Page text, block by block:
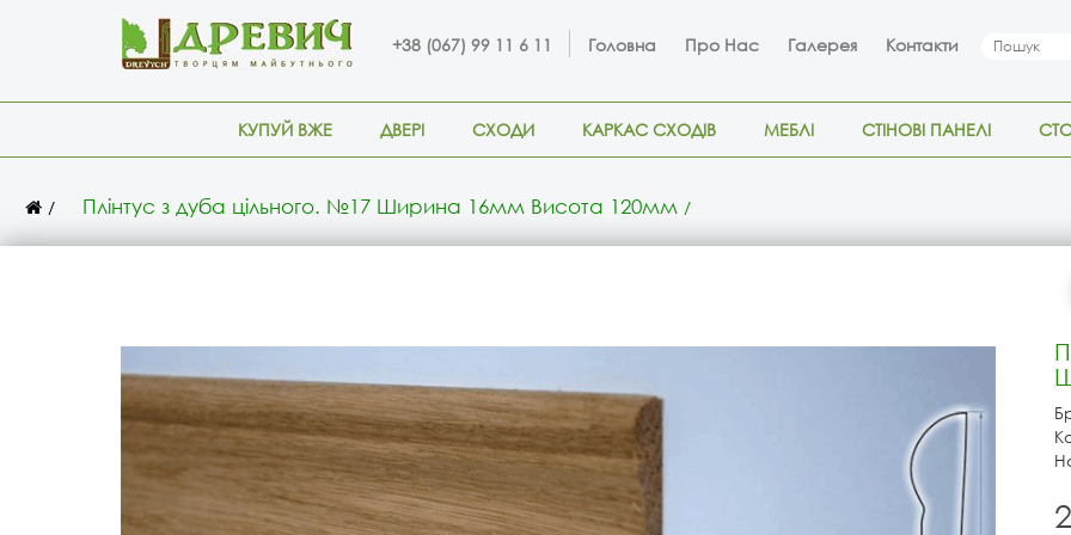
+38 (067) 99 11 6 11 Головна Про Нас Галерея Контакти
КУПУЙ ВЖЕ ДВЕРІ СХОДИ КАРКАС СХОДІВ МЕБЛІ СТІНОВІ ПАНЕЛІ
Плінтус з дуба цільного. №17 Ширина 16мм Висота 120мм